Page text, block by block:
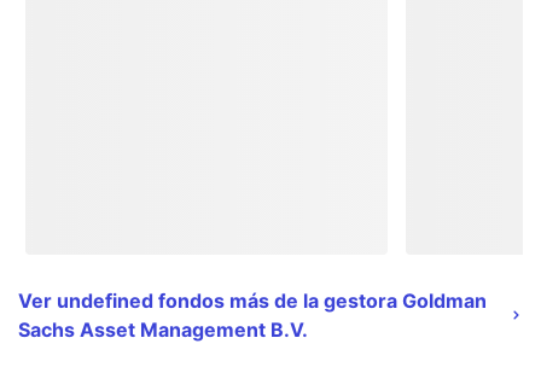
Ver undefined fondos más de la gestora Goldman
Sachs Asset Management B.V.